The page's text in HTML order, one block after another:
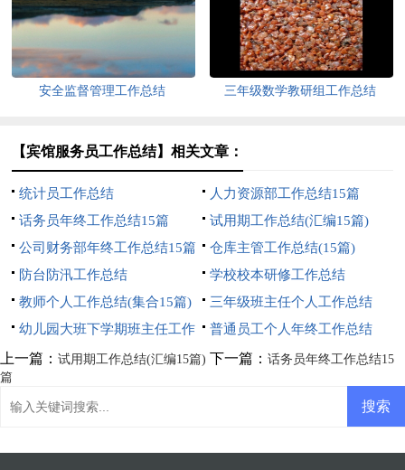
安全监督管理工作总结 三年级数学教研组工作总结
【宾馆服务员工作总结】相关文章：
统计员工作总结
人力资源部工作总结15篇
话务员年终工作总结15篇
试用期工作总结(汇编15篇)
公司财务部年终工作总结15篇
仓库主管工作总结(15篇)
防台防汛工作总结
学校校本研修工作总结
教师个人工作总结(集合15篇)
三年级班主任个人工作总结
幼儿园大班下学期班主任工作
总结
普通员工个人年终工作总结
上一篇： 试用期工作总结(汇编15篇) 下一篇： 话务员年终工作总结15
篇